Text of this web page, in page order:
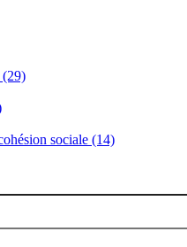
(29)
sociale (14)